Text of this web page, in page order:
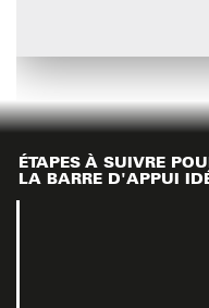
ÉTAPES À SUIVRE
LA BARRE D'APPUI